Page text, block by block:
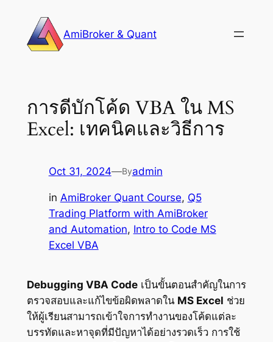
content
AmiBroker & Quant
การดีบักโค้ด VBA ใน MS
Excel: เทคนิคและวิธีการ
Oct 31, 2024—Byadmin
in AmiBroker Quant Course, Q5
Trading Platform with AmiBroker
and Automation, Intro to Code MS
Excel VBA
Debugging VBA Codeเป็นขั้นตอนสำคัญในการ
ตรวจสอบและแก้ไขข้อผิดพลาดใน MS Excel ช่วย
ให้ผู้เรียนสามารถเข้าใจการทำงานของโค้ดแต่ละ
บรรทัดและหาจุดที่มีปัญหาได้อย่างรวดเร็ว การใช้